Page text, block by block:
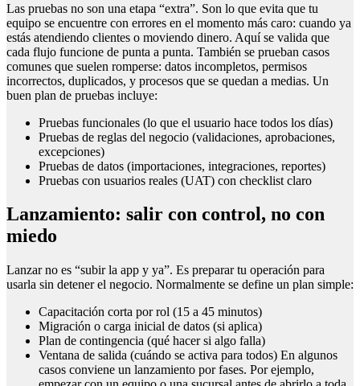
Las pruebas no son una etapa “extra”. Son lo que evita que tu
equipo se encuentre con errores en el momento más caro: cuando ya
estás atendiendo clientes o moviendo dinero. Aquí se valida que
cada flujo funcione de punta a punta. También se prueban casos
comunes que suelen romperse: datos incompletos, permisos
incorrectos, duplicados, y procesos que se quedan a medias. Un
buen plan de pruebas incluye:
Pruebas funcionales (lo que el usuario hace todos los días)
Pruebas de reglas del negocio (validaciones, aprobaciones,
excepciones)
Pruebas de datos (importaciones, integraciones, reportes)
Pruebas con usuarios reales (UAT) con checklist claro
Lanzamiento: salir con control, no con
miedo
Lanzar no es “subir la app y ya”. Es preparar tu operación para
usarla sin detener el negocio. Normalmente se define un plan simple:
Capacitación corta por rol (15 a 45 minutos)
Migración o carga inicial de datos (si aplica)
Plan de contingencia (qué hacer si algo falla)
Ventana de salida (cuándo se activa para todos) En algunos
casos conviene un lanzamiento por fases. Por ejemplo,